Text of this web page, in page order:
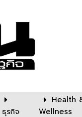
ธุรกิจ
Health
Wellness